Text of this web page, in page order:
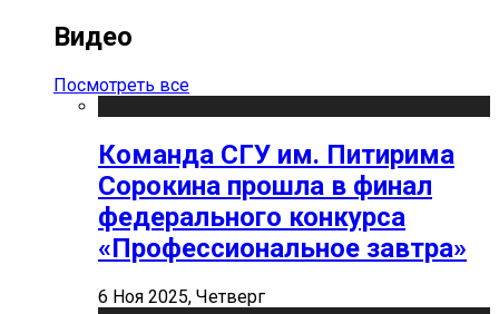
Видео
Посмотреть все
Команда СГУ им. Питирима
Сорокина прошла в финал
федерального конкурса
«Профессиональное завтра»
6 Ноя 2025, Четверг